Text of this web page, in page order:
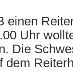
einen
Uhr
Die
dem